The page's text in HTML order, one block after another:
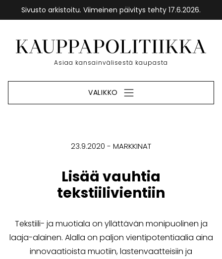
Sivusto arkistoitu. Viimeinen päivitys tehty 17.6.2026.
sisältöön
Etusivu
Asiaa kansainvälisestä kaupasta
VALIKKO
23.9.2020 MARKKINAT
Lisää vauhtia
tekstiilivientiin
Tekstiili- ja muotiala on yllättävän monipuolinen ja
laaja-alainen. Alalla on paljon vientipotentiaalia aina
innovaatioista muotiin, lastenvaatteisiin ja